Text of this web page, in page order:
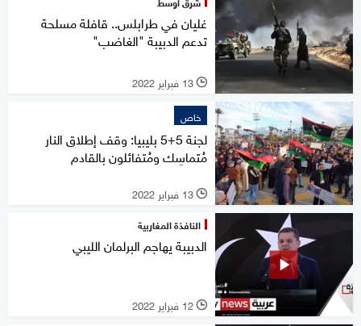
غليان في طرابلس.. قافلة مسلحة
تدعم الدبيبة "الغاضب"
l 13 فبراير 2022
خاص
لجنة 5+5 بليبيا: وقف إطلاق النار
مُتماسِك ومُتفائلون بالقادم
l 13 فبراير 2022
النافذة المغاربية
الدبيبة يهاجم البرلمان الليبي
l 12 فبراير 2022